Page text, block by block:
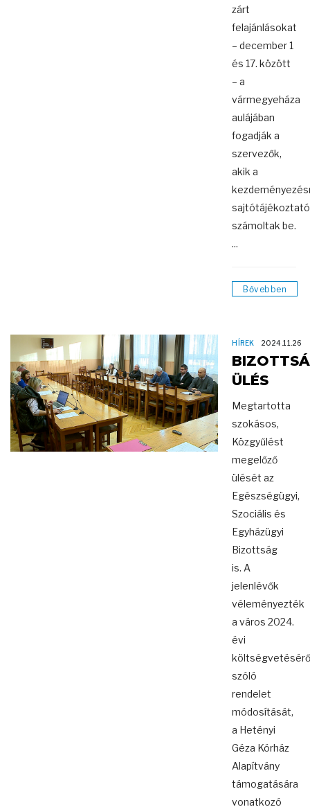
zárt
felajánlásokat
– december 1
és 17. között
– a
vármegyeháza
aulájában
fogadják a
szervezők,
akik a
számoltak be.
...
Bővebben
HÍREK 2024.11.26
ÜLÉS
Megtartotta
szokásos,
Közgyűlést
megelőző
ülését az
Egészségügyi,
Szociális és
Egyházügyi
Bizottság
is. A
jelenlévők
véleményezték
a város 2024.
évi
szóló
rendelet
módosítását,
a Hetényi
Géza Kórház
Alapítvány
támogatására
vonatkozó